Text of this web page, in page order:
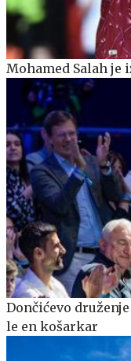
Mohamed Salah je
Dončićevo
le en košarkar